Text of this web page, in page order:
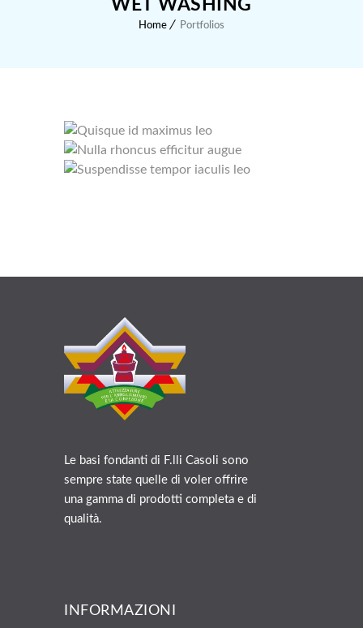
WET WASHING
Home Portfolios
Le basi fondanti di F.lli Casoli sono
sempre state quelle di voler offrire
una gamma di prodotti completa e di
qualità.
INFORMAZIONI